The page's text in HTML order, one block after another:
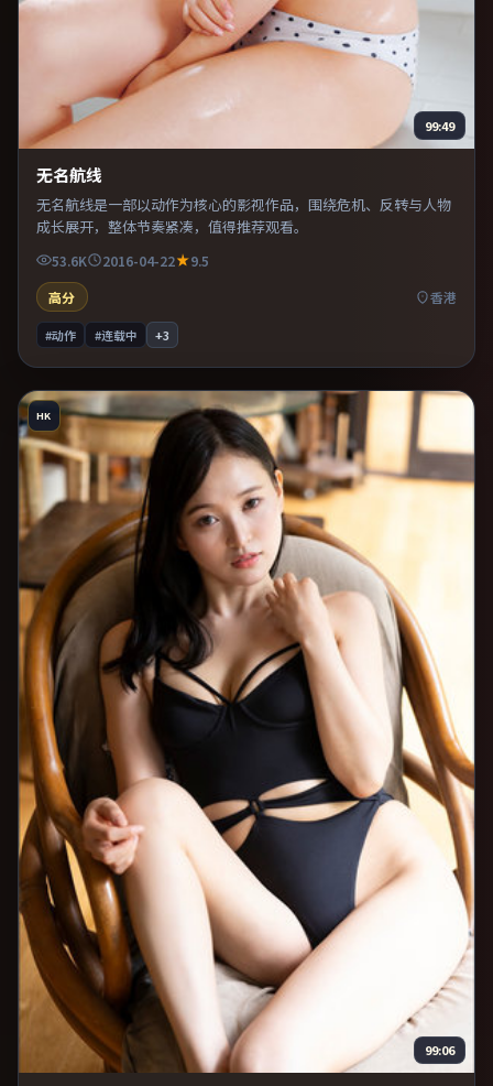
99:49
无名航线
无名航线是一部以动作为核心的影视作品，围绕危机、反转与人物
成长展开，整体节奏紧凑，值得推荐观看。
53.6K 2016-04-22
9.5
高分
香港
#动作 #连载中 +3
HK
99:06